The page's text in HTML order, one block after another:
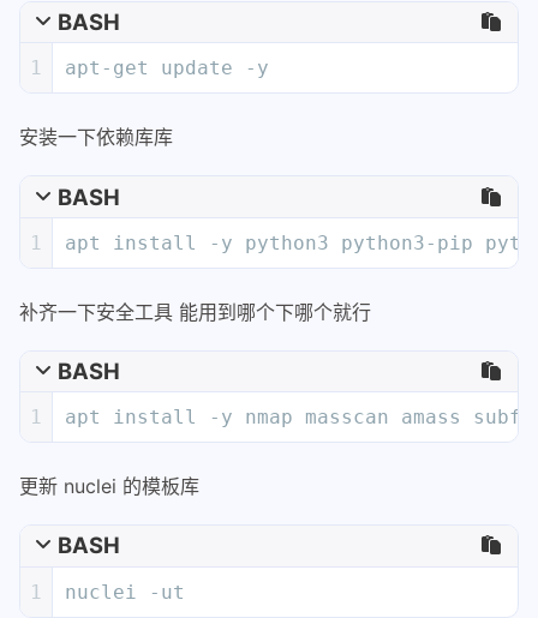
BASH
1 apt-get update -y
安装一下依赖库库
BASH
1 apt install -y python3 python3-pip
补齐一下安全工具 能用到哪个下哪个就行
BASH
1 apt install -y nmap masscan amass
更新 nuclei 的模板库
BASH
1 nuclei -ut